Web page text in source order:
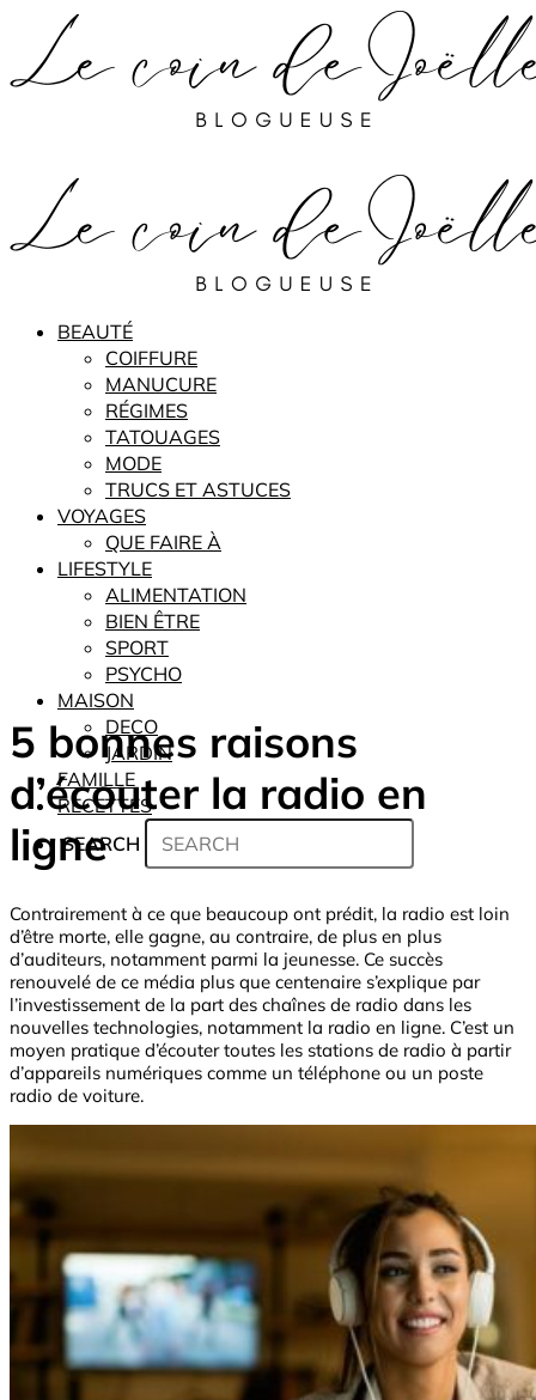
BEAUTÉ
COIFFURE
MANUCURE
RÉGIMES
TATOUAGES
MODE
TRUCS ET ASTUCES
VOYAGES
QUE FAIRE À
LIFESTYLE
ALIMENTATION
BIEN ÊTRE
SPORT
PSYCHO
MAISON
DECO
JARDIN
FAMILLE
RECETTES
SEARCH
5 bonnes raisons
d’écouter la radio en
ligne
Contrairement à ce que beaucoup ont prédit, la radio est loin
d’être morte, elle gagne, au contraire, de plus en plus
d’auditeurs, notamment parmi la jeunesse. Ce succès
renouvelé de ce média plus que centenaire s’explique par
l’investissement de la part des chaînes de radio dans les
nouvelles technologies, notamment la radio en ligne. C’est un
moyen pratique d’écouter toutes les stations de radio à partir
d’appareils numériques comme un téléphone ou un poste
radio de voiture.